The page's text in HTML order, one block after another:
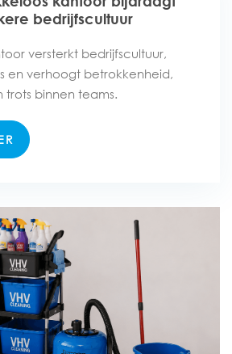
bedrijfscultuur
versterkt bedrijfscultuur,
en verhoogt betrokkenheid,
binnen teams.